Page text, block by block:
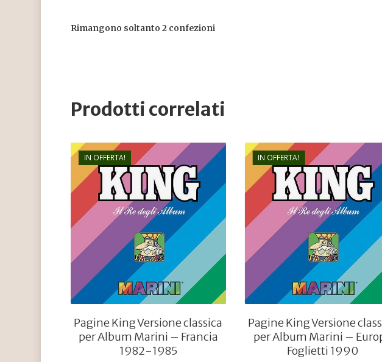
Rimangono soltanto 2 confezioni
Prodotti correlati
IN OFFERTA!
€ 138,00
€55,20
Pagine King Versione classica
per Album Marini – Francia
1982-1985
IN OFFERTA!
€ 25,00
€10,00
Pagine King Versione
per Album Marini –
Foglietti 1990